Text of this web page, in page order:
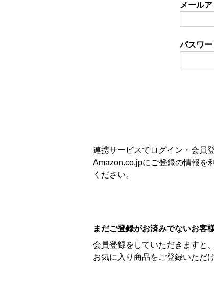
メール
パスワー
連携サービスでログイン・会員
Amazon.co.jpにご登録の情報を
ください。
まだご登録がお済みでないお客
会員登録をしていただきますと
お気に入り商品をご登録いただ